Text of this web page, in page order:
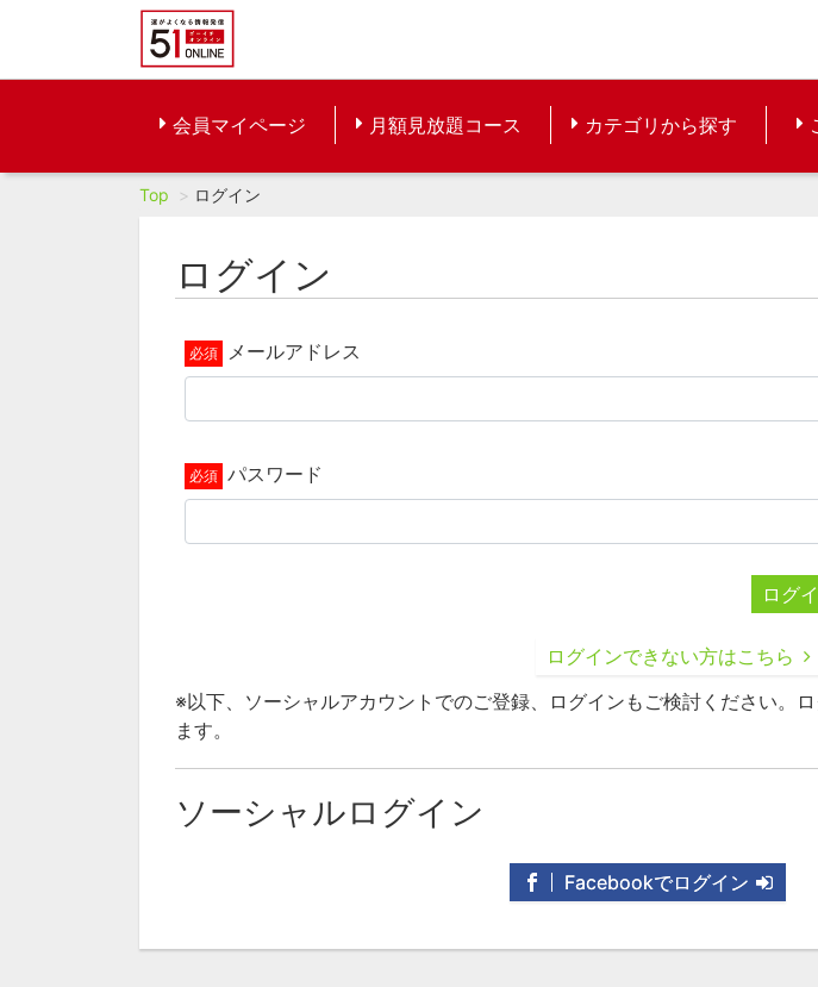
会員マイページ 月額見放題コース カテゴリから探す
Top ログイン
ログイン
メールアドレス
パスワード
ログ
ログインできない方はこちら
※以下、ソーシャルアカウントでのご登録、ログインもご検討ください。
ます。
ソーシャルログイン
Facebookでログイン